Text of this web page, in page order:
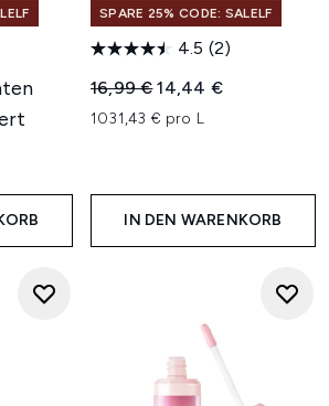
SPARE 25% CODE: SALELF
4.5 (2)
Unverbindliche
16,99 €Aktueller Preis:
14,44 €
1031,43 € pro L
IN DEN WARENKORB